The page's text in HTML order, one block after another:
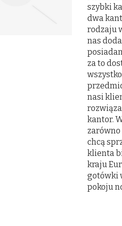
szybki
dwa
rodzaju
nas
za to
nasi
kantor.
chcą
klienta
kraju
gotówki
pokoju